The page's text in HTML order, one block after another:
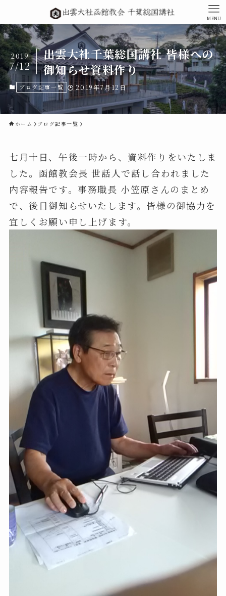
MENU
出雲大社千葉総国講社 皆様への
御知らせ資料作り
2019
7/12
ブログ記事一覧 2019年7月12日
ホーム ブログ記事一覧
七月十日、午後一時から、資料作りをいたしま
した。函館教会長 世話人で話し合われました
内容報告です。事務職長 小笠原さんのまとめ
で、後日御知らせいたします。皆様の御協力を
宜しくお願い申し上げます。